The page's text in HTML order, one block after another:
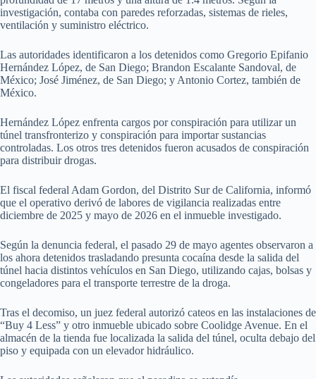
investigación, contaba con paredes reforzadas, sistemas de rieles,
ventilación y suministro eléctrico.
Las autoridades identificaron a los detenidos como Gregorio Epifanio
Hernández López, de San Diego; Brandon Escalante Sandoval, de
México; José Jiménez, de San Diego; y Antonio Cortez, también de
México.
Hernández López enfrenta cargos por conspiración para utilizar un
túnel transfronterizo y conspiración para importar sustancias
controladas. Los otros tres detenidos fueron acusados de conspiración
para distribuir drogas.
El fiscal federal Adam Gordon, del Distrito Sur de California, informó
que el operativo derivó de labores de vigilancia realizadas entre
diciembre de 2025 y mayo de 2026 en el inmueble investigado.
Según la denuncia federal, el pasado 29 de mayo agentes observaron a
los ahora detenidos trasladando presunta cocaína desde la salida del
túnel hacia distintos vehículos en San Diego, utilizando cajas, bolsas y
congeladores para el transporte terrestre de la droga.
Tras el decomiso, un juez federal autorizó cateos en las instalaciones de
“Buy 4 Less” y otro inmueble ubicado sobre Coolidge Avenue. En el
almacén de la tienda fue localizada la salida del túnel, oculta debajo del
piso y equipada con un elevador hidráulico.